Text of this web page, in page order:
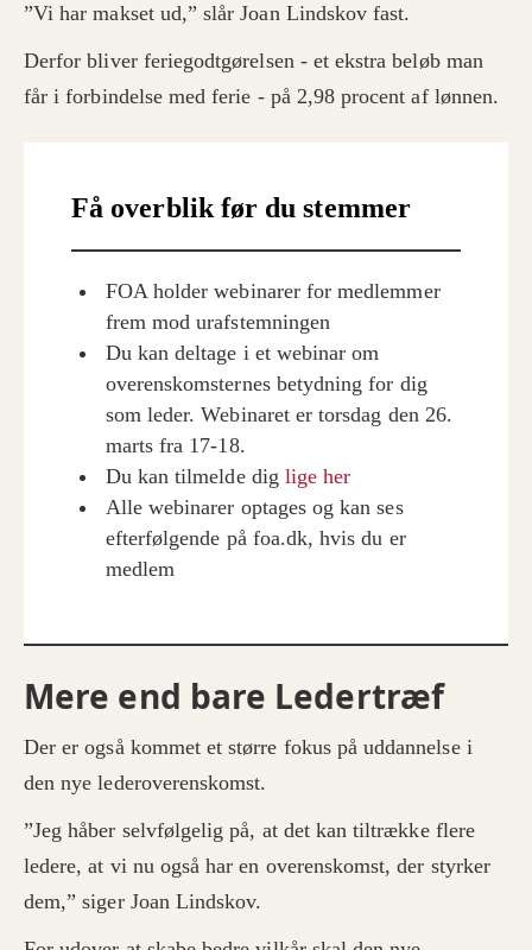
”Vi har makset ud,” slår Joan Lindskov fast.
Derfor bliver feriegodtgørelsen - et ekstra beløb man
får i forbindelse med ferie - på 2,98 procent af lønnen.
Få overblik før du stemmer
FOA holder webinarer for medlemmer
frem mod urafstemningen
Du kan deltage i et webinar om
overenskomsternes betydning for dig
som leder. Webinaret er torsdag den 26.
marts fra 17-18.
Du kan tilmelde dig lige her
Alle webinarer optages og kan ses
efterfølgende på foa.dk, hvis du er
medlem
Mere end bare Ledertræf
Der er også kommet et større fokus på uddannelse i
den nye lederoverenskomst.
”Jeg håber selvfølgelig på, at det kan tiltrække flere
ledere, at vi nu også har en overenskomst, der styrker
dem,” siger Joan Lindskov.